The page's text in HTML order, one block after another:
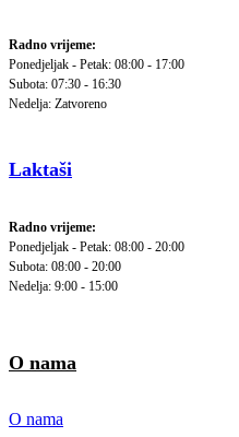
Radno vrijeme:
Ponedjeljak - Petak: 08:00 - 17:00
Subota: 07:30 - 16:30
Nedelja: Zatvoreno
Laktaši
Radno vrijeme:
Ponedjeljak - Petak: 08:00 - 20:00
Subota: 08:00 - 20:00
Nedelja: 9:00 - 15:00
O nama
O nama